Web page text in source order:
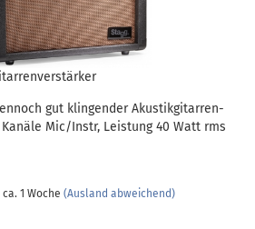
gut klingender Akustikgitarren-
Mic/Instr, Leistung 40 Watt rms
ca. 1 Woche (Ausland abweichend)